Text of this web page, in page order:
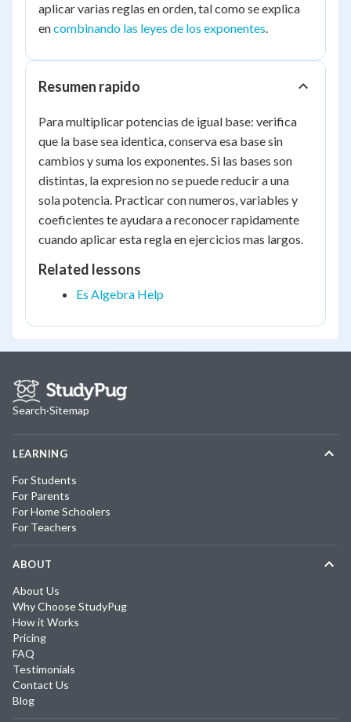
aplicar varias reglas en orden, tal como se explica
encombinando las leyes de los exponentes.
Resumen rapido
Para multiplicar potencias de igual base: verifica
que la base sea identica, conserva esa base sin
cambios y suma los exponentes. Si las bases son
distintas, la expresion no se puede reducir a una
sola potencia. Practicar con numeros, variables y
coeficientes te ayudara a reconocer rapidamente
cuando aplicar esta regla en ejercicios mas largos.
Related lessons
Es Algebra Help
Search·Sitemap
LEARNING
For Students
For Parents
For Home Schoolers
For Teachers
ABOUT
About Us
Why Choose StudyPug
How it Works
Pricing
FAQ
Testimonials
Contact Us
Blog